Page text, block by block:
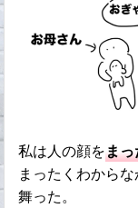
私は人の顔をま
まったくわから
舞った。